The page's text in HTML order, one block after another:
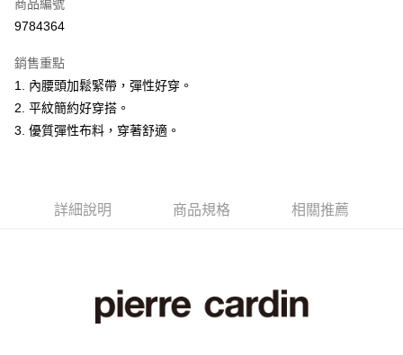
超商取貨付款
Apple Pay
悠遊付
付款後全家取貨
商品編號
9784364
銷售重點
1. 內腰頭加鬆緊帶，彈性好穿。
2. 平紋簡約好穿搭。
3. 優質彈性布料，穿著舒適。
詳細說明 商品規格 相關推薦